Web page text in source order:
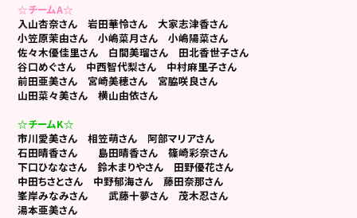
☆チームA☆
入山杏奈さん岩田華怜さん大家志津香さん
小笠原茉由さん 小嶋菜月さん 小嶋陽菜さん
佐々木優佳里さん 白間美瑠さん 田北香世子さん
谷口めぐさん 中西智代梨さん 中村麻里子さん
前田亜美さん宮崎美穂さん 宮脇咲良さん
山田菜々美さん横山由依さん
☆チームK☆
市川愛美さん 相笠萌さん 阿部マリアさん
石田晴香さん 島田晴香さん篠崎彩奈さん
下口ひななさん 鈴木まりやさん 田野優花さん
中田ちさとさん 中野郁海さん藤田奈那さん
峯岸みなみさん武藤十夢さん 茂木忍さん
湯本亜美さん